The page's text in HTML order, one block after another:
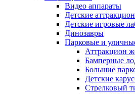
Видео аппараты
Детские
Детские игровые
Динозавры
Парковые и
Аттракцион
Бамперные
Большие
Детские
Стрелковый